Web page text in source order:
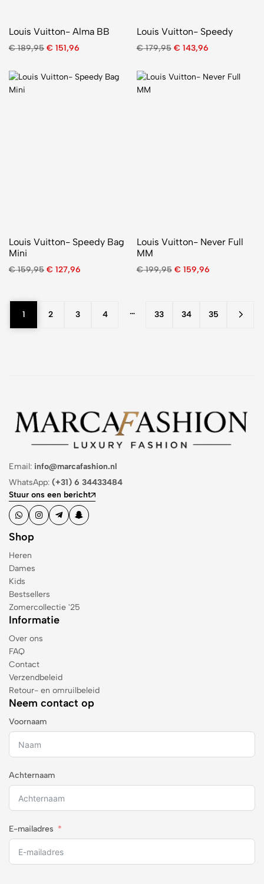
Louis Vuitton- Alma BB
€189,95 € 151,96
Louis Vuitton- Speedy
€179,95 € 143,96
Louis Vuitton- Speedy Bag
Mini
€159,95 € 127,96
Louis Vuitton- Never Full
MM
€199,95 € 159,96
1 2 3 4 … 33 34 35
Email: info@marcafashion.nl
WhatsApp: (+31) 6 34433484
Stuur ons een bericht
Shop
Heren
Dames
Kids
Bestsellers
Zomercollectie '25
Informatie
Over ons
FAQ
Contact
Verzendbeleid
Retour- en omruilbeleid
Neem contact op
Voornaam
Achternaam
E-mailadres